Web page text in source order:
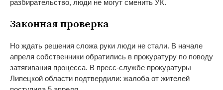
разбирательство, люди не могут сменить УК.
Законная проверка
Но ждать решения сложа руки люди не стали. В начале
апреля собственники обратились в прокуратуру по поводу
затягивания процесса. В пресс-службе прокуратуры
Липецкой области подтвердили: жалоба от жителей